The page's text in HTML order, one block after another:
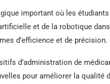
important où les
et de la robotique
d’efficience et de précision.
d’administration de
pour améliorer la qualité